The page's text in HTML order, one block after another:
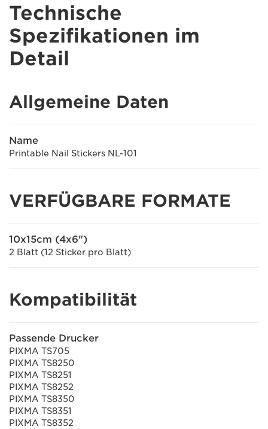
Technische
Spezifikationen im
Detail
Allgemeine Daten
Name
Printable Nail Stickers NL-101
VERFÜGBARE FORMATE
10x15cm (4x6")
2 Blatt (12 Sticker pro Blatt)
Kompatibilität
Passende Drucker
PIXMA TS705
PIXMA TS8250
PIXMA TS8251
PIXMA TS8252
PIXMA TS8350
PIXMA TS8351
PIXMA TS8352